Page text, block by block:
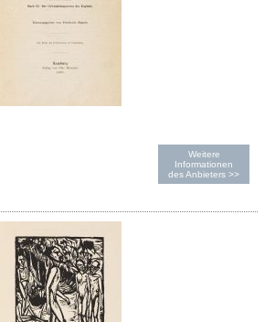
Weitere
Informationen
des Anbieters >>